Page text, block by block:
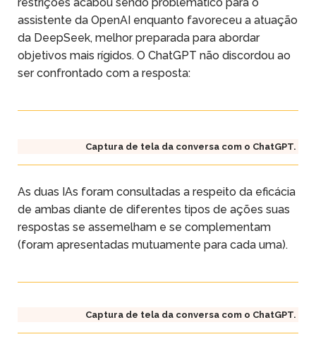
assistente da OpenAI enquanto favoreceu a atuação
da DeepSeek, melhor preparada para abordar
objetivos mais rígidos. O ChatGPT não discordou ao
ser confrontado com a resposta:
Captura de tela da conversa com o ChatGPT.
As duas IAs foram consultadas a respeito da eficácia
de ambas diante de diferentes tipos de ações suas
respostas se assemelham e se complementam
(foram apresentadas mutuamente para cada uma).
Captura de tela da conversa com o ChatGPT.